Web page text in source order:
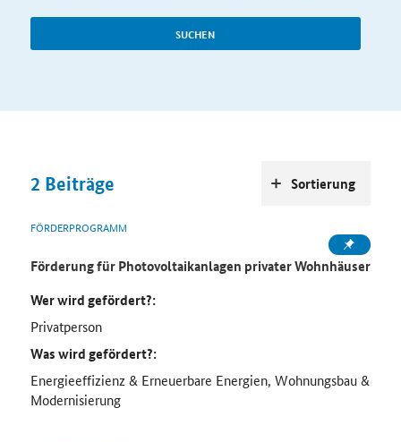
SUCHEN
2 Beiträge
FÖRDERPROGRAMM
Förderung für Photovoltaikanlagen privater Wohnhäuser
Wer wird gefördert?:
Privatperson
Was wird gefördert?:
Energieeffizienz & Erneuerbare Energien, Wohnungsbau &
Modernisierung
Sortierung